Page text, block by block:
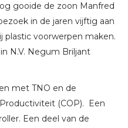
gooide de zoon Manfred
in de jaren vijftig aan
plastic voorwerpen maken.
N.V. Negum Briljant
met TNO en de
(COP). Een
Een deel van de